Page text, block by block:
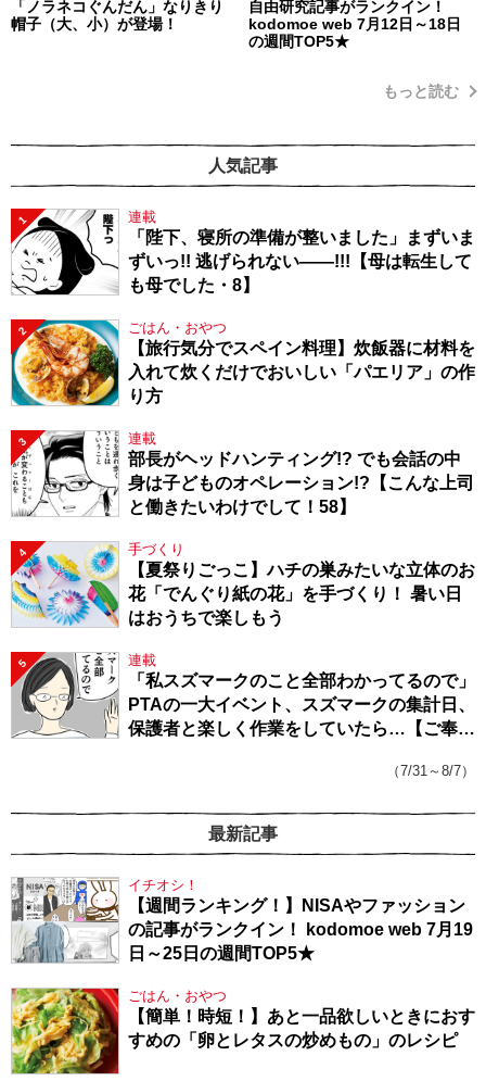
「ノラネコぐんだん」なりきり
帽子（大、小）が登場！
自由研究記事がランクイン！
kodomoe web 7月12日～18日
の週間TOP5★
もっと読む
人気記事
1 連載
「陛下、寝所の準備が整いました」まずいま
ずいっ!! 逃げられない――!!!【母は転生して
も母でした・8】
2 ごはん・おやつ
【旅行気分でスペイン料理】炊飯器に材料を
入れて炊くだけでおいしい「パエリア」の作
り方
3 連載
部長がヘッドハンティング!? でも会話の中
身は子どものオペレーション!?【こんな上司
と働きたいわけでして！58】
4 手づくり
【夏祭りごっこ】ハチの巣みたいな立体のお
花「でんぐり紙の花」を手づくり！ 暑い日
はおうちで楽しもう
5 連載
「私スズマークのこと全部わかってるので」
PTAの一大イベント、スズマークの集計日、
保護者と楽しく作業をしていたら…【ご奉仕
（7/31～8/7）
最新記事
イチオシ！
【週間ランキング！】NISAやファッション
の記事がランクイン！ kodomoe web 7月19
日～25日の週間TOP5★
ごはん・おやつ
【簡単！時短！】あと一品欲しいときにおす
すめの「卵とレタスの炒めもの」のレシピ